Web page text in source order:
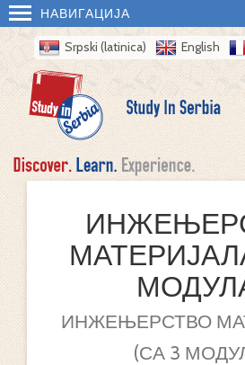
НАВИГАЦИЈА
Srpski (latinica) English
ИНЖЕЊЕРСТВО
(СА 3